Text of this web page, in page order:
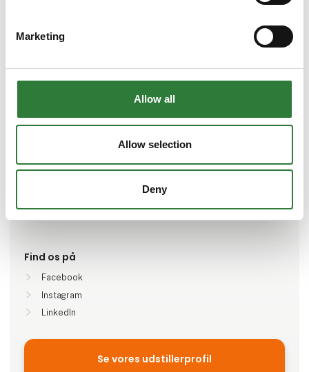
Marketing
Allow all
Allow selection
Deny
Gå til hjemmeside
Find os på
Facebook
Instagram
LinkedIn
Se vores udstillerprofil